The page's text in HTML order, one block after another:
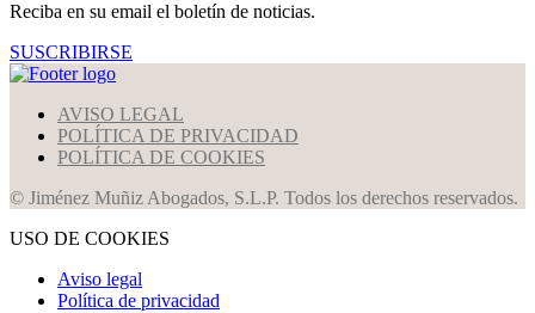
Reciba en su email el boletín de noticias.
SUSCRIBIRSE
AVISO LEGAL
POLÍTICA DE PRIVACIDAD
POLÍTICA DE COOKIES
© Jiménez Muñiz Abogados, S.L.P. Todos los derechos reservados.
USO DE COOKIES
Aviso legal
Política de privacidad